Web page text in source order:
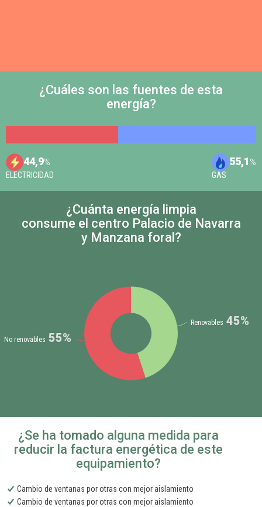
¿Cuáles son las fuentes de esta
energía?
44,9%
ELECTRICIDAD
55,1 %
GAS
¿Cuánta energía limpia
consume el centro Palacio de Navarra
y Manzana foral?
Renovables 45%
No renovables 55%
¿Se ha tomado alguna medida para
reducir la factura energética de este
equipamiento?
Cambio de ventanas por otras con mejor aislamiento
Cambio de ventanas por otras con mejor aislamiento